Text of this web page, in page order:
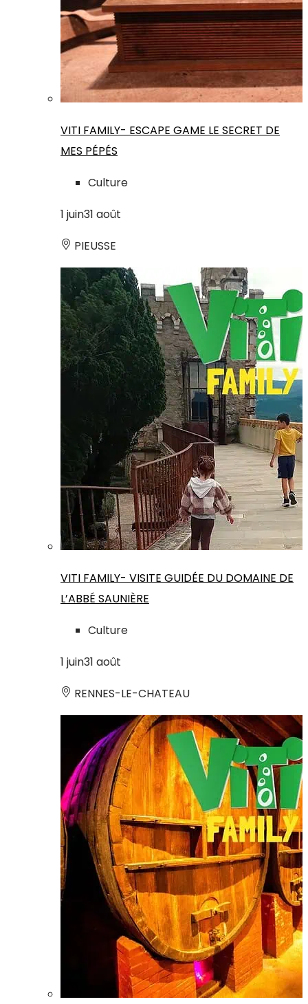
VITI FAMILY- ESCAPE GAME LE SECRET DE
MES PÉPÉS
Culture
1 juin31 août
PIEUSSE
VITI FAMILY- VISITE GUIDÉE DU DOMAINE DE
L’ABBÉ SAUNIÈRE
Culture
1 juin31 août
RENNES-LE-CHATEAU